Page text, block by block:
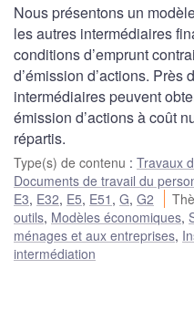
Nous présentons un
les autres intermédiaires
conditions d’emprunt
d’émission d’actions. Près
intermédiaires peuvent
émission d’actions à coût
répartis.
Type(s) de contenu : Travaux
Documents de travail du
E3, E32, E5, E51 , G, G2
outils, Modèles économiques,
ménages et aux entreprises,
intermédiation